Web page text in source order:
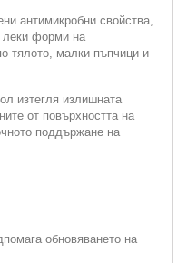
антимикробни свойства,
леки форми на
тялото, малки пъпчици и
изтегля излишната
от повърхността на
поддържане на
обновяването на